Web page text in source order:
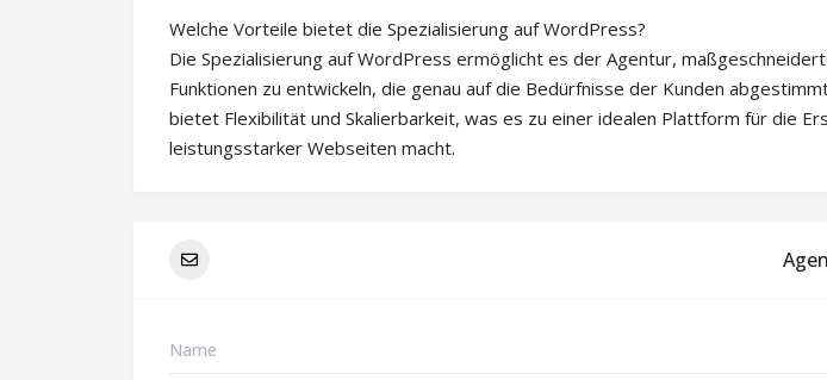
Welche Vorteile bietet die Spezialisierung auf WordPress?
Die Spezialisierung auf WordPress ermöglicht es der Agentur,
Funktionen zu entwickeln, die genau auf die Bedürfnisse der Kunden
bietet Flexibilität und Skalierbarkeit, was es zu einer idealen Plattform für die
leistungsstarker Webseiten macht.